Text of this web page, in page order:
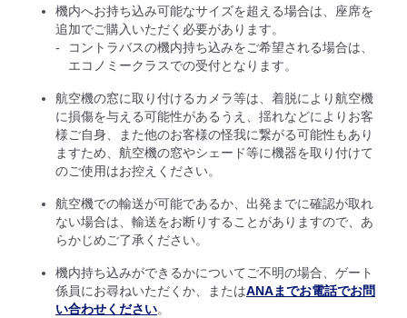
機内へお持ち込み可能なサイズを超える場合は、座席を
追加でご購入いただく必要があります。
コントラバスの機内持ち込みをご希望される場合は、
エコノミークラスでの受付となります。
航空機の窓に取り付けるカメラ等は、着脱により航空機
に損傷を与える可能性があるうえ、揺れなどによりお客
様ご自身、また他のお客様の怪我に繋がる可能性もあり
ますため、航空機の窓やシェード等に機器を取り付けて
のご使用はお控えください。
航空機での輸送が可能であるか、出発までに確認が取れ
ない場合は、輸送をお断りすることがありますので、あ
らかじめご了承ください。
機内持ち込みができるかについてご不明の場合、ゲート
係員にお尋ねいただくか、またはANAまでお電話でお問
い合わせください。